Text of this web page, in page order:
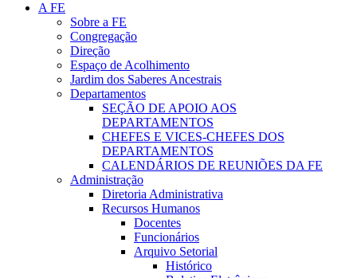
A FE
Sobre a FE
Congregação
Direção
Espaço de Acolhimento
Jardim dos Saberes Ancestrais
Departamentos
SEÇÃO DE APOIO AOS
DEPARTAMENTOS
CHEFES E VICES-CHEFES DOS
DEPARTAMENTOS
CALENDÁRIOS DE REUNIÕES DA FE
Administração
Diretoria Administrativa
Recursos Humanos
Docentes
Funcionários
Arquivo Setorial
Histórico